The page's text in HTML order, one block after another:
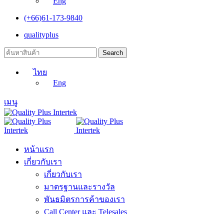
(+66)61-173-9840
qualityplus
Search
ไทย
Eng
เมนู
หน้าแรก
เกี่ยวกับเรา
เกี่ยวกับเรา
มาตรฐานและรางวัล
พันธมิตรการค้าของเรา
Call Center และ Telesales